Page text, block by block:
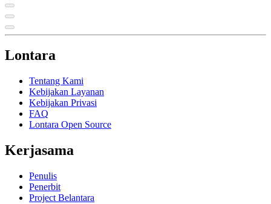
Lontara
Tentang Kami
Kebijakan Layanan
Kebijakan Privasi
FAQ
Lontara Open Source
Kerjasama
Penulis
Penerbit
Project Belantara